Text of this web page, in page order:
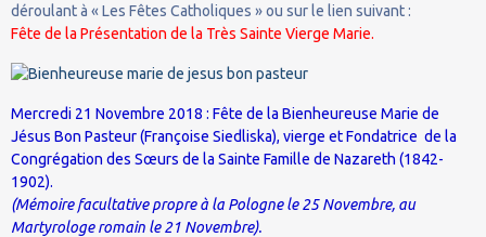
déroulant à « Les Fêtes Catholiques » ou sur le lien suivant :
Fête de la Présentation de la Très Sainte Vierge Marie.
Mercredi 21 Novembre 2018 : Fête de la Bienheureuse Marie de
Jésus Bon Pasteur (Françoise Siedliska), vierge et Fondatrice de la
Congrégation des Sœurs de la Sainte Famille de Nazareth (1842-
1902).
(Mémoire facultative propre à la Pologne le 25 Novembre, au
Martyrologe romain le 21 Novembre).